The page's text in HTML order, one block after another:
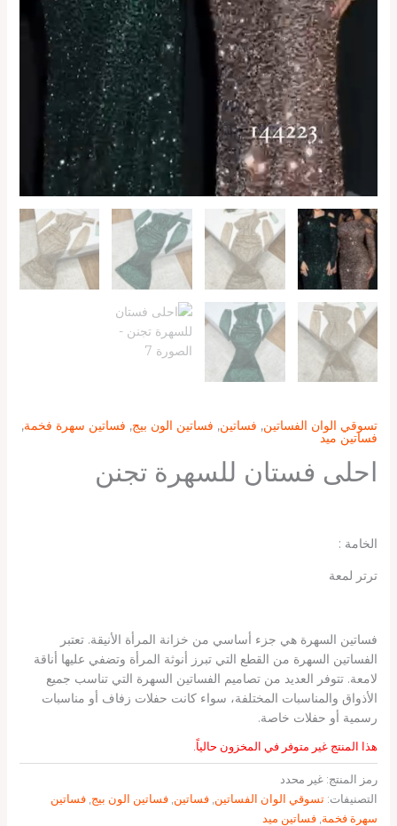
تسوقي الوان الفساتين, فساتين, فساتين الون بيج, فساتين سهرة فخمة,
فساتين ميد
احلى فستان للسهرة تجنن
الخامة :
ترتر لمعة
فساتين السهرة هي جزء أساسي من خزانة المرأة الأنيقة. تعتبر
الفساتين السهرة من القطع التي تبرز أنوثة المرأة وتضفي عليها أناقة
لامعة. تتوفر العديد من تصاميم الفساتين السهرة التي تناسب جميع
الأذواق والمناسبات المختلفة، سواء كانت حفلات زفاف أو مناسبات
رسمية أو حفلات خاصة.
هذا المنتج غير متوفر في المخزون حالياً.
رمز المنتج: غير محدد
التصنيفات: تسوقي الوان الفساتين فساتين فساتين الون بيج فساتين
سهرة فخمة فساتين ميد